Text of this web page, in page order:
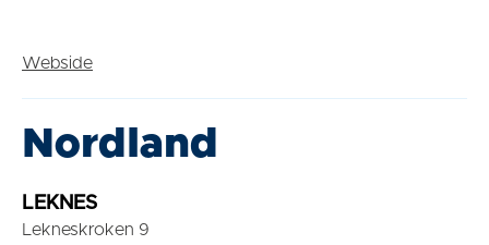
Webside
Nordland
LEKNES
Lekneskroken 9